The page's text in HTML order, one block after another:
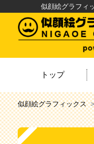
似顔絵グラフィ
トップ
似顔絵グラフィックス